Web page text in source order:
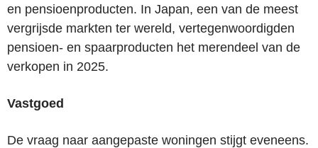
en pensioenproducten. In Japan, een van de meest
vergrijsde markten ter wereld, vertegenwoordigden
pensioen- en spaarproducten het merendeel van de
verkopen in 2025.
Vastgoed
De vraag naar aangepaste woningen stijgt eveneens.